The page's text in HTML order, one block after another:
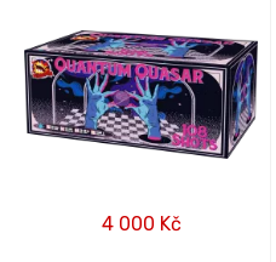
4 000 Kč